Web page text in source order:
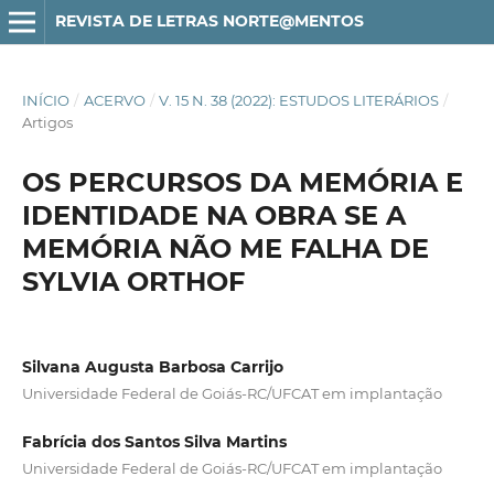
REVISTA DE LETRAS NORTE@MENTOS
INÍCIO / ACERVO / V. 15 N. 38 (2022): ESTUDOS LITERÁRIOS /
Artigos
OS PERCURSOS DA MEMÓRIA E
IDENTIDADE NA OBRA SE A
MEMÓRIA NÃO ME FALHA DE
SYLVIA ORTHOF
Silvana Augusta Barbosa Carrijo
Universidade Federal de Goiás-RC/UFCAT em implantação
Fabrícia dos Santos Silva Martins
Universidade Federal de Goiás-RC/UFCAT em implantação